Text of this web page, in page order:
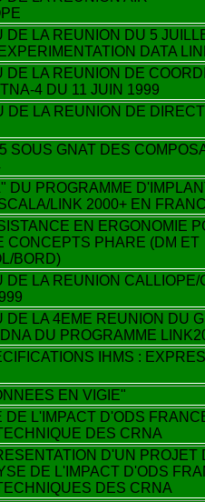
DE LA REUNION DU 5
DATA
DE LA REUNION DE
4 DU 11 JUIN 1999
DE LA REUNION DE
SOUS GNAT DES
DU PROGRAMME
LINK 2000+ EN
EN ERGONOMIE
CONCEPTS PHARE (DM ET
BORD)
DE LA REUNION CALLIOPE/
DE LA 4EME REUNION DU
DU PROGRAMME
IHMS :
EN VIGIE"
DE L'IMPACT D'ODS
DES CRNA
D'UN PROJET
DE L'IMPACT D'ODS
DES CRNA